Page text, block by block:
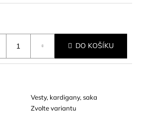
DO KOŠÍKU
Vesty, kardigany, saka
Zvolte variantu